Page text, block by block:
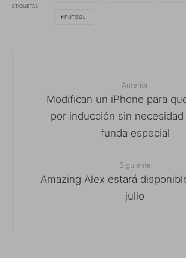
ETIQUETAS
FÚTBOL
Anterior
Modifican un iPhone para
por inducción sin necesidad
funda especial
Siguiente
Amazing Alex estará
julio